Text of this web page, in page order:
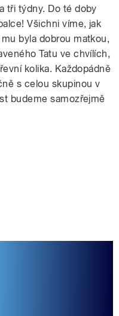
tři týdny. Do té doby
Všichni víme, jak
byla dobrou matkou,
Tatu ve chvílích,
kolika. Každopádně
s celou skupinou v
budeme samozřejmě